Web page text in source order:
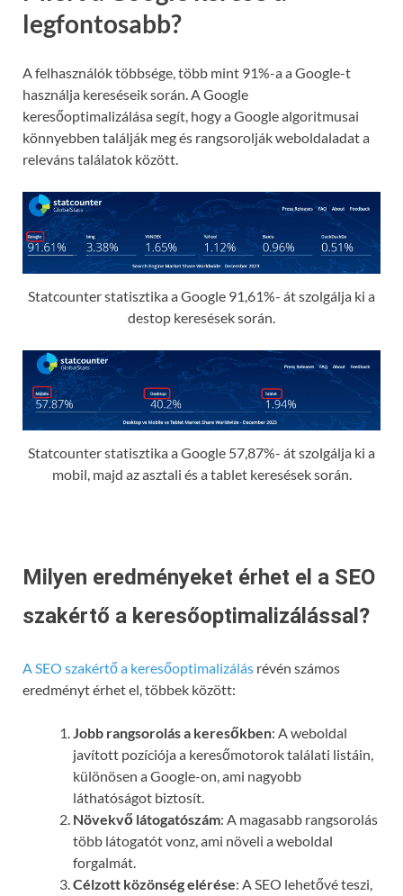
legfontosabb?
A felhasználók többsége, több mint 91%-a a Google-t
használja kereséseik során. A Google
keresőoptimalizálása segít, hogy a Google algoritmusai
könnyebben találják meg és rangsorolják weboldaladat a
releváns találatok között.
Statcounter statisztika a Google 91,61%- át szolgálja ki a
destop keresések során.
Statcounter statisztika a Google 57,87%- át szolgálja ki a
mobil, majd az asztali és a tablet keresések során.
Milyen eredményeket érhet el a SEO
szakértő a keresőoptimalizálással?
A SEO szakértő a keresőoptimalizálás révén számos
eredményt érhet el, többek között:
Jobb rangsorolás a keresőkben: A weboldal
javított pozíciója a keresőmotorok találati listáin,
különösen a Google-on, ami nagyobb
láthatóságot biztosít.
Növekvő látogatószám: A magasabb rangsorolás
több látogatót vonz, ami növeli a weboldal
forgalmát.
Célzott közönség elérése: A SEO lehetővé teszi,